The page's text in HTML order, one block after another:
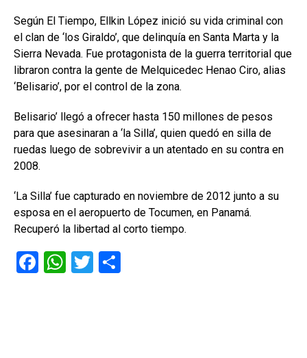
Según El Tiempo, Ellkin López inició su vida criminal con
el clan de ‘los Giraldo’, que delinquía en Santa Marta y la
Sierra Nevada. Fue protagonista de la guerra territorial que
libraron contra la gente de Melquicedec Henao Ciro, alias
‘Belisario’, por el control de la zona.
Belisario’ llegó a ofrecer hasta 150 millones de pesos
para que asesinaran a ‘la Silla’, quien quedó en silla de
ruedas luego de sobrevivir a un atentado en su contra en
2008.
‘La Silla’ fue capturado en noviembre de 2012 junto a su
esposa en el aeropuerto de Tocumen, en Panamá.
Recuperó la libertad al corto tiempo.
F
W
T